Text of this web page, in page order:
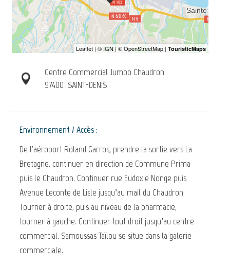
Centre Commercial Jumbo Chaudron
97400 SAINT-DENIS
Environnement / Accès :
De l'aéroport Roland Garros, prendre la sortie vers La
Bretagne, continuer en direction de Commune Prima
puis le Chaudron. Continuer rue Eudoxie Nonge puis
Avenue Leconte de Lisle jusqu’au mail du Chaudron.
Tourner à droite, puis au niveau de la pharmacie,
tourner à gauche. Continuer tout droit jusqu’au centre
commercial. Samoussas Taïlou se situe dans la galerie
commerciale.